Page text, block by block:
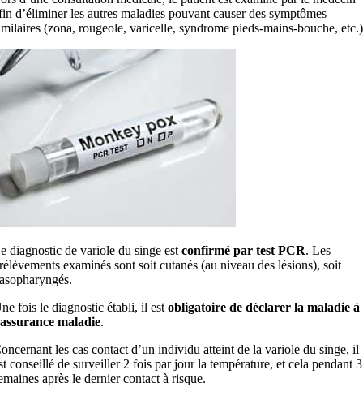
d’éliminer les autres maladies pouvant causer des symptômes
(zona, rougeole, varicelle, syndrome pieds-mains-bouche,
diagnostic de variole du singe est confirmé par test PCR. Les
examinés sont soit cutanés (au niveau des lésions), soit
fois le diagnostic établi, il est obligatoire de déclarer la maladie à
maladie.
les cas contact d’un individu atteint de la variole du singe, il
conseillé de surveiller 2 fois par jour la température, et cela pendant 3
après le dernier contact à risque.